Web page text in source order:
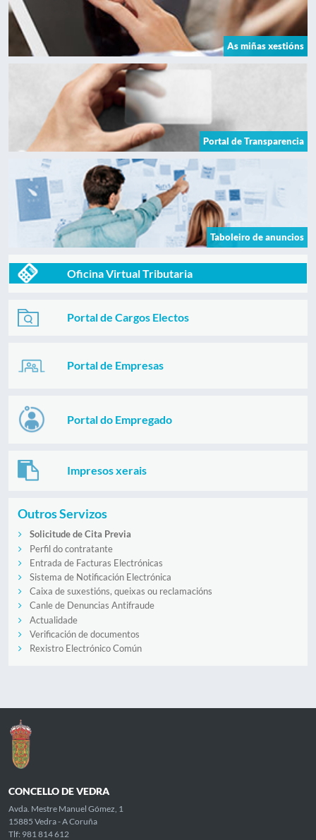
As miñas xestións
Portal de Transparencia
Taboleiro de anuncios
Oficina Virtual Tributaria
Portal de Cargos Electos
Portal de Empresas
Portal do Empregado
Impresos xerais
Outros Servizos
Solicitude de Cita Previa
Perfil do contratante
Entrada de Facturas Electrónicas
Sistema de Notificación Electrónica
Caixa de suxestións, queixas ou reclamacións
Canle de Denuncias Antifraude
Actualidade
Verificación de documentos
Rexistro Electrónico Común
CONCELLO DE VEDRA
Avda. Mestre Manuel Gómez, 1
15885 Vedra - A Coruña
Tlf: 981 814 612